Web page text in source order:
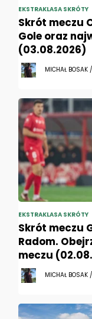
EKSTRAKLASA SKRÓTY
Skrót meczu
Gole oraz
(03.08.2026)
MICHAŁ
EKSTRAKLASA SKRÓTY
Skrót meczu
Radom.
meczu
MICHAŁ